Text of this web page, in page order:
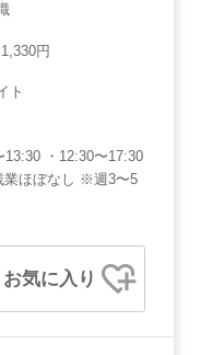
円
ト
13:30 ・12:30〜17:30
ほぼなし ※週3〜5
お気に入り